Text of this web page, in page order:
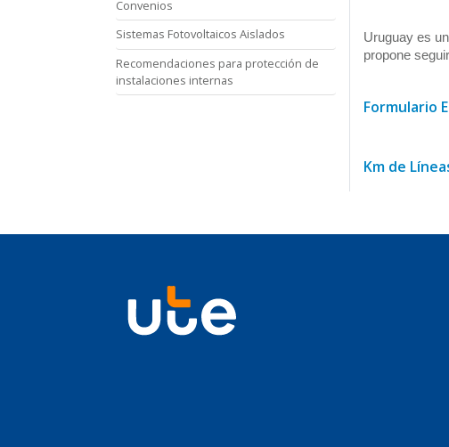
Convenios
Sistemas Fotovoltaicos Aislados
Recomendaciones para protección de
instalaciones internas
Uruguay es
propone
Formulario
Km de